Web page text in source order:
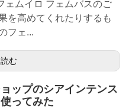
ェムイロ フェムバスのご
を高めてくれたりするも
フェ...
む
ップのシアインテンス
ってみた